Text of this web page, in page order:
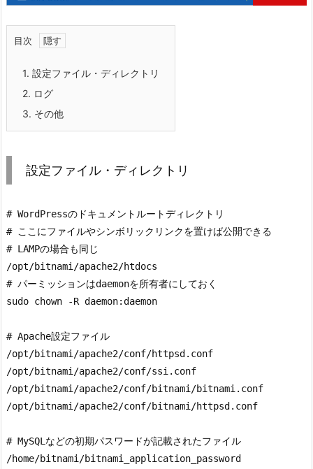
目次
1. 設定ファイル・ディレクトリ
2. ログ
3. その他
設定ファイル・ディレクトリ
# WordPressのドキュメントルートディレクトリ
# ここにファイルやシンボリックリンクを置けば公開できる
# LAMPの場合も同じ
/opt/bitnami/apache2/htdocs
# パーミッションはdaemonを所有者にしておく
sudo chown -R daemon:daemon
# Apache設定ファイル
/opt/bitnami/apache2/conf/httpsd.conf
/opt/bitnami/apache2/conf/ssi.conf
/opt/bitnami/apache2/conf/bitnami/bitnami.conf
/opt/bitnami/apache2/conf/bitnami/httpsd.conf
# MySQLなどの初期パスワードが記載されたファイル
/home/bitnami/bitnami_application_password